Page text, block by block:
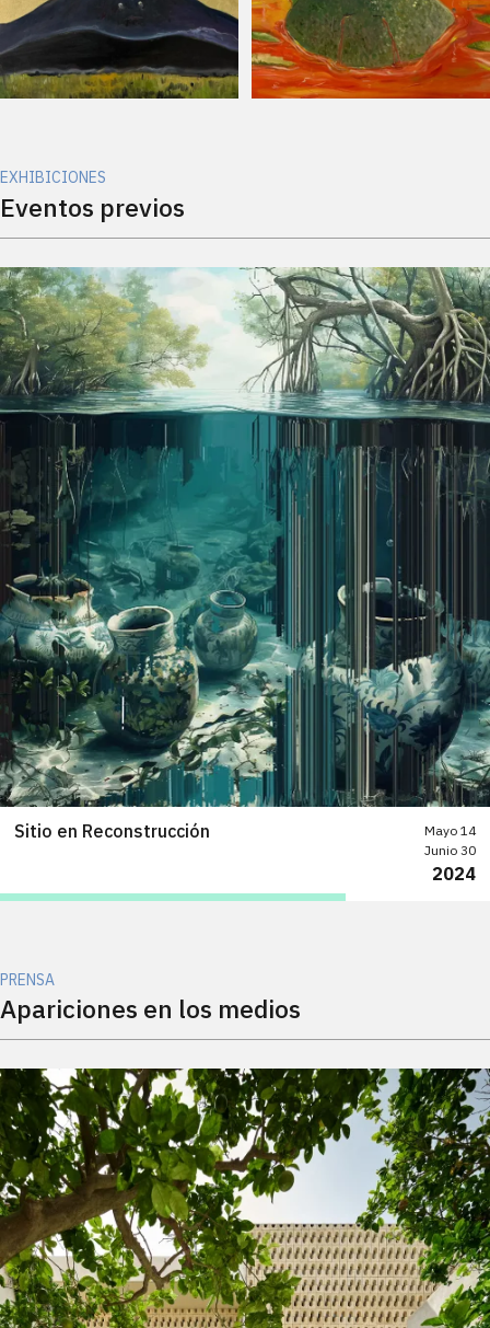
EXHIBICIONES
Eventos previos
Sitio en Reconstrucción
Mayo 14
Junio 30
2024
PRENSA
Apariciones en los medios